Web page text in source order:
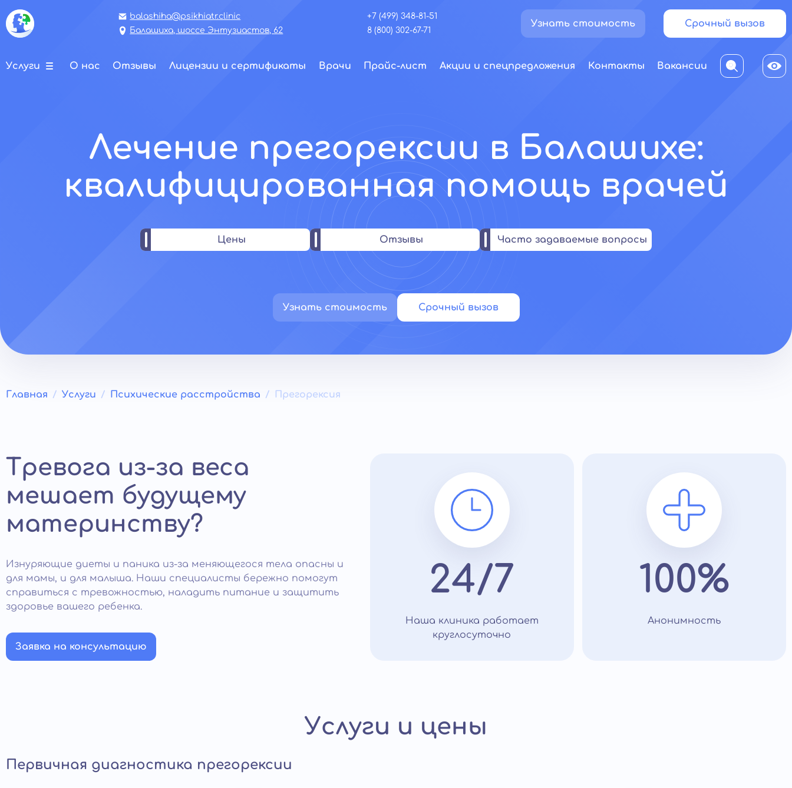
balashiha@psikhiatr.clinic
Балашиха, шоссе Энтузиастов, 62
+7 (499) 348-81-51
8 (800) 302-67-71
Узнать стоимость Срочный вызов
Услуги О нас Отзывы Лицензии и сертификаты Врачи Прайс-лист Акции и спецпредложения Контакты Вакансии
Лечение прегорексии в Балашихе:
квалифицированная помощь врачей
Цены Отзывы Часто задаваемые вопросы
Узнать стоимость Срочный вызов
Главная Услуги Психические расстройства Прегорексия
Тревога из-за веса
мешает будущему
материнству?
Изнуряющие диеты и паника из-за меняющегося тела опасны и
для мамы, и для малыша. Наши специалисты бережно помогут
справиться с тревожностью, наладить питание и защитить
здоровье вашего ребенка.
Заявка на консультацию
24/7
Наша клиника работает
круглосуточно
100%
Анонимность
Услуги и цены
Первичная диагностика прегорексии